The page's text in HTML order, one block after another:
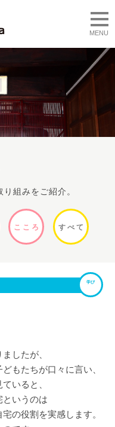
MENU
組みをご紹介。
ここ ろ すべて
学び
したが、
もたちが口々に言い、
いると、
いうのは
の役割を実感します。